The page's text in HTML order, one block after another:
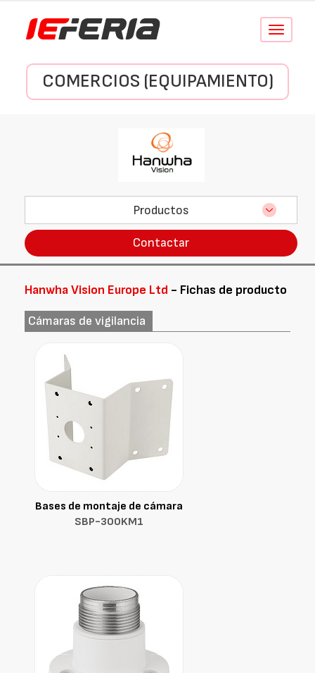
Conmutar
COMERCIOS (EQUIPAMIENTO)
Productos
Contactar
Hanwha Vision Europe Ltd - Fichas de producto
Cámaras de vigilancia
Bases de montaje de cámara
SBP-300KM1